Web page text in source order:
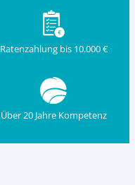
Ratenzahlung bis 10.000 €
Über 20 Jahre Kompetenz